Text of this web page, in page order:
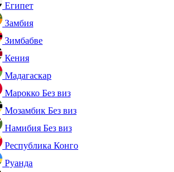
Египет
Замбия
Зимбабве
Кения
Мадагаскар
Марокко Без виз
Мозамбик Без виз
Намибия Без виз
Республика Конго
Руанда